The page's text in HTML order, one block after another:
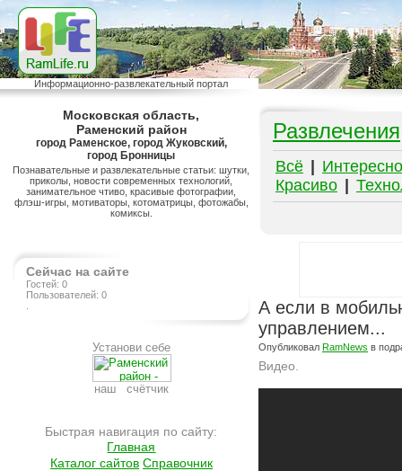
Информационно-развлекательный портал
Московская область,
Раменский район
город Раменское, город Жуковский,
город Бронницы
Познавательные и развлекательные статьи: шутки,
приколы, новости современных технологий,
занимательное чтиво, красивые фотографии,
флэш-игры, мотиваторы, котоматрицы, фотожабы,
комиксы.
Сейчас на сайте
Гостей: 0
Пользователей: 0
Установи себе
наш счётчик
Быстрая навигация по сайту:
Главная
Каталог сайтов Справочник
Развлечения
Всё
Интересно
Красиво
А если в
управлением...
Опубликовал RamNews в
Видео.